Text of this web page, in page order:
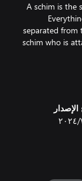
A schim is the
separated from
schim who is
الإصدار